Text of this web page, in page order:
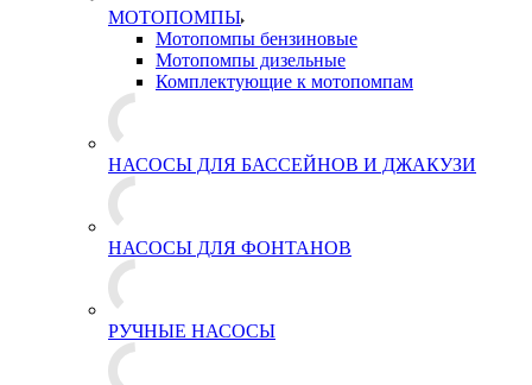
МОТОПОМПЫ
Мотопомпы бензиновые
Мотопомпы дизельные
Комплектующие к мотопомпам
НАСОСЫ ДЛЯ БАССЕЙНОВ И ДЖАКУЗИ
НАСОСЫ ДЛЯ ФОНТАНОВ
РУЧНЫЕ НАСОСЫ